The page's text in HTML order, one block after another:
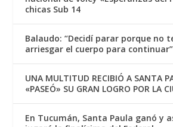
chicas Sub 14
Balaudo: “Decidí parar porque no
arriesgar el cuerpo para continuar”
UNA MULTITUD RECIBIÓ A SANTA
«PASEÓ» SU GRAN LOGRO POR LA
En Tucumán, Santa Paula ganó y